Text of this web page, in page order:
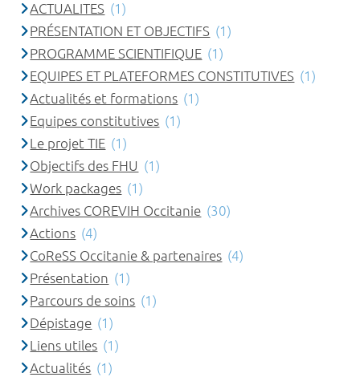
ACTUALITES (1)
PRÉSENTATION ET OBJECTIFS (1)
PROGRAMME SCIENTIFIQUE (1)
EQUIPES ET PLATEFORMES CONSTITUTIVES (1)
Actualités et formations (1)
Equipes constitutives (1)
Le projet TIE (1)
Objectifs des FHU (1)
Work packages (1)
Archives COREVIH Occitanie (30)
Actions (4)
CoReSS Occitanie & partenaires (4)
Présentation (1)
Parcours de soins (1)
Dépistage (1)
Liens utiles (1)
Actualités (1)